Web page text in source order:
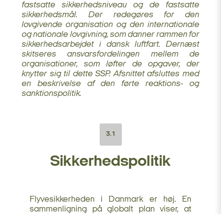
fastsatte sikkerhedsniveau og de fastsatte
sikkerhedsmål. Der redegøres for den
lovgivende organisation og den internationale
og nationale lovgivning, som danner rammen for
sikkerhedsarbejdet i dansk luftfart. Dernæst
skitseres ansvarsfordelingen mellem de
organisationer, som løfter de opgaver, der
knytter sig til dette SSP. Afsnittet afsluttes med
en beskrivelse af den førte reaktions- og
sanktionspolitik.
3.1
Sikkerhedspolitik
Flyvesikkerheden i Danmark er høj. En
sammenligning på globalt plan viser, at